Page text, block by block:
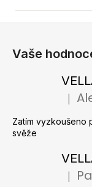
Vaše
Zatím vyzkoušeno
svěže